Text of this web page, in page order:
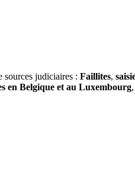
sources judiciaires : Faillites,
en Belgique et au Luxembourg